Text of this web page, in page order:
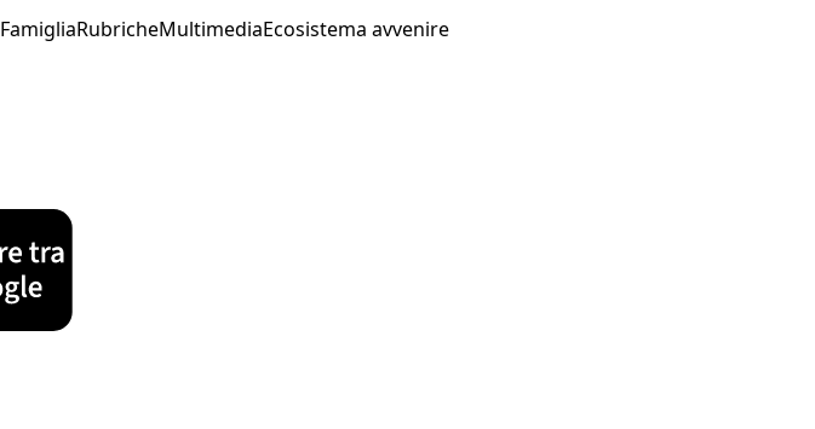
FamigliaRubricheMultimediaEcosistema avvenire